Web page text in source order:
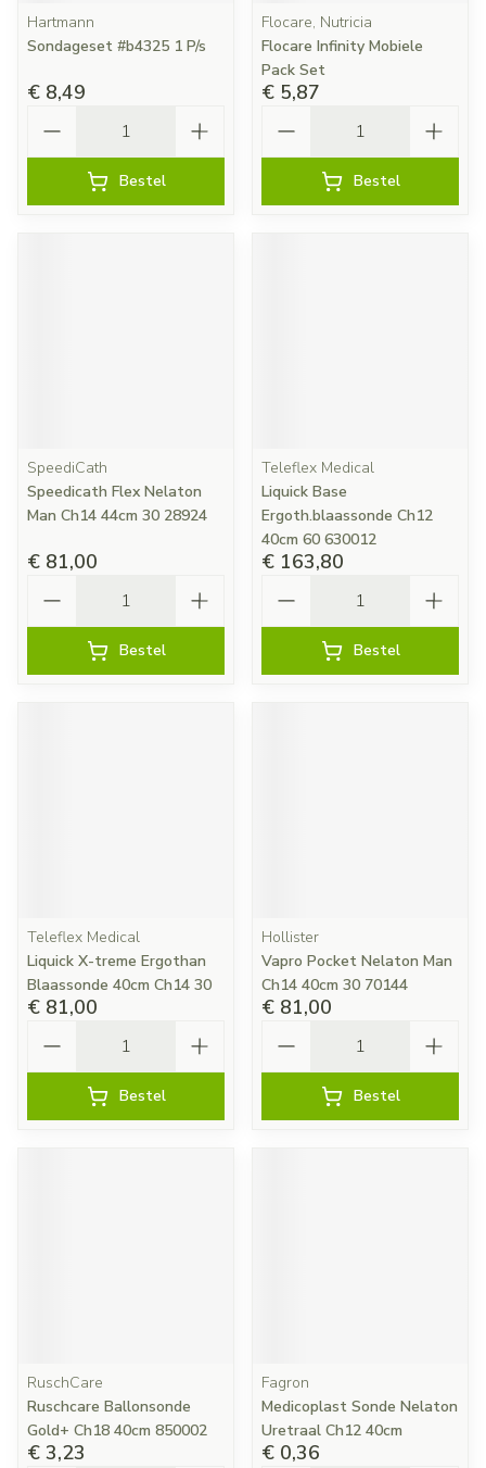
Hartmann
Sondageset #b4325 1 P/s
€ 8,49
Bestel
Flocare, Nutricia
Flocare Infinity Mobiele
Pack Set
€ 5,87
Bestel
SpeediCath
Speedicath Flex Nelaton
Man Ch14 44cm 30 28924
€ 81,00
Bestel
Teleflex Medical
Liquick Base
Ergoth.blaassonde Ch12
40cm 60 630012
€ 163,80
Bestel
Teleflex Medical
Liquick X-treme Ergothan
Blaassonde 40cm Ch14 30
€ 81,00
Bestel
Hollister
Vapro Pocket Nelaton Man
Ch14 40cm 30 70144
€ 81,00
Bestel
RuschCare
Ruschcare Ballonsonde
Gold+ Ch18 40cm 850002
€ 3,23
Fagron
Medicoplast Sonde Nelaton
Uretraal Ch12 40cm
€ 0,36